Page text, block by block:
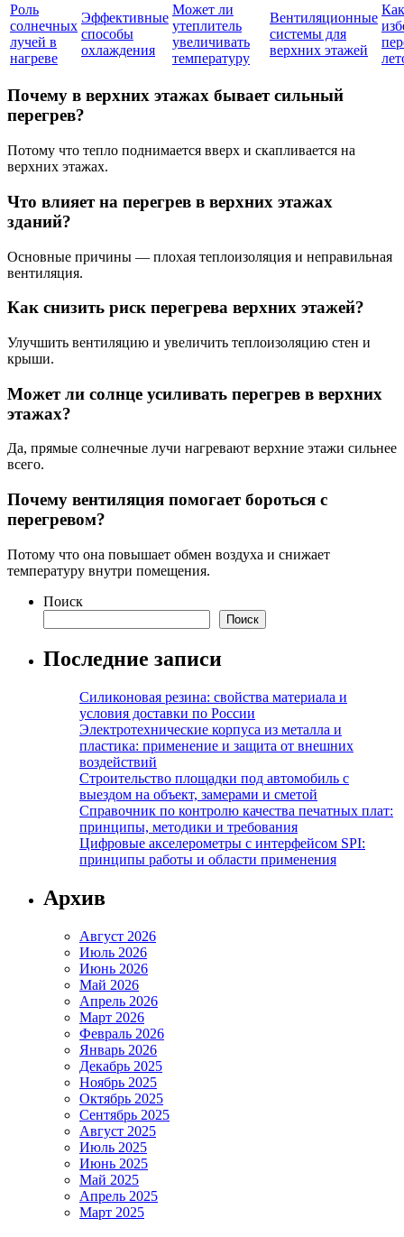
Роль
солнечных
лучей в
нагреве
Эффективные
способы
охлаждения
Может ли
утеплитель
увеличивать
температуру
Вентиляционные
системы для
верхних этажей
Как
Почему в верхних этажах бывает сильный
перегрев?
Потому что тепло поднимается вверх и скапливается на
верхних этажах.
Что влияет на перегрев в верхних этажах
зданий?
Основные причины — плохая теплоизоляция и неправильная
вентиляция.
Как снизить риск перегрева верхних этажей?
Улучшить вентиляцию и увеличить теплоизоляцию стен и
крыши.
Может ли солнце усиливать перегрев в верхних
этажах?
Да, прямые солнечные лучи нагревают верхние этажи сильнее
всего.
Почему вентиляция помогает бороться с
перегревом?
Потому что она повышает обмен воздуха и снижает
температуру внутри помещения.
Поиск
Поиск
Последние записи
Силиконовая резина: свойства материала и
условия доставки по России
Электротехнические корпуса из металла и
пластика: применение и защита от внешних
воздействий
Строительство площадки под автомобиль с
выездом на объект, замерами и сметой
Справочник по контролю качества печатных плат:
принципы, методики и требования
Цифровые акселерометры с интерфейсом SPI:
принципы работы и области применения
Архив
Август 2026
Июль 2026
Июнь 2026
Май 2026
Апрель 2026
Март 2026
Февраль 2026
Январь 2026
Декабрь 2025
Ноябрь 2025
Октябрь 2025
Сентябрь 2025
Август 2025
Июль 2025
Июнь 2025
Май 2025
Апрель 2025
Март 2025